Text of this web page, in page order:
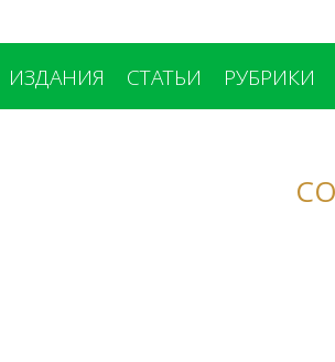
ИЗДАНИЯ СТАТЬИ РУБРИКИ